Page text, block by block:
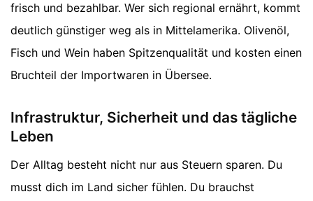
frisch und bezahlbar. Wer sich regional ernährt, kommt
deutlich günstiger weg als in Mittelamerika. Olivenöl,
Fisch und Wein haben Spitzenqualität und kosten einen
Bruchteil der Importwaren in Übersee.
Infrastruktur, Sicherheit und das tägliche
Leben
Der Alltag besteht nicht nur aus Steuern sparen. Du
musst dich im Land sicher fühlen. Du brauchst